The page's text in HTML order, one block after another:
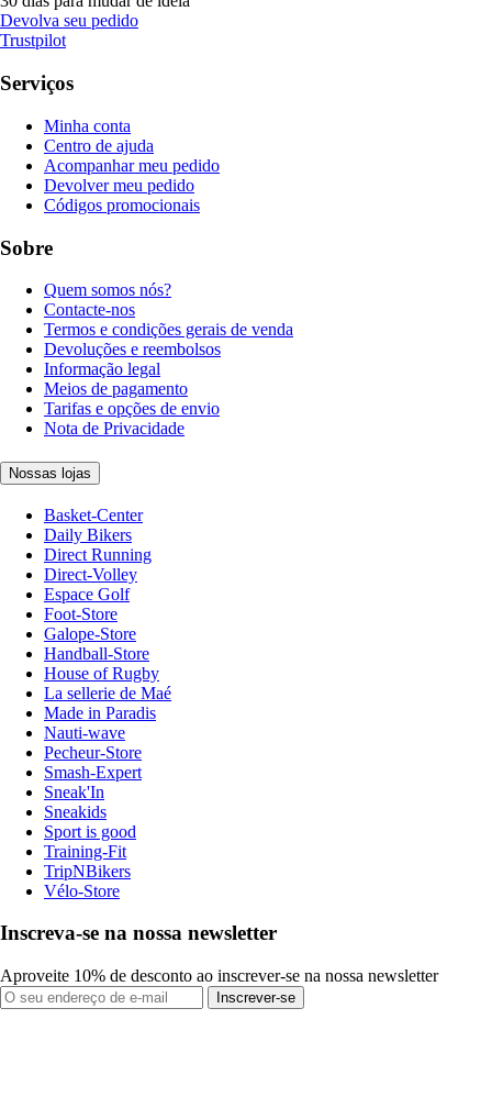
Devolva seu pedido
Trustpilot
Serviços
Minha conta
Centro de ajuda
Acompanhar meu pedido
Devolver meu pedido
Códigos promocionais
Sobre
Quem somos nós?
Contacte-nos
Termos e condições gerais de venda
Devoluções e reembolsos
Informação legal
Meios de pagamento
Tarifas e opções de envio
Nota de Privacidade
Nossas lojas
Basket-Center
Daily Bikers
Direct Running
Direct-Volley
Espace Golf
Foot-Store
Galope-Store
Handball-Store
House of Rugby
La sellerie de Maé
Made in Paradis
Nauti-wave
Pecheur-Store
Smash-Expert
Sneak'In
Sneakids
Sport is good
Training-Fit
TripNBikers
Vélo-Store
Inscreva-se na nossa newsletter
Aproveite 10% de desconto ao inscrever-se na nossa newsletter
Inscrever-se